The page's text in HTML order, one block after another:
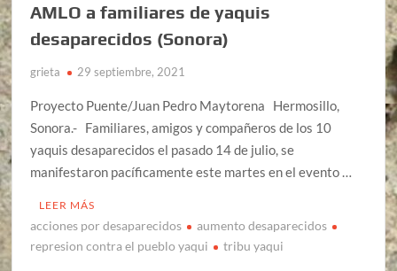
AMLO a familiares de yaquis
desaparecidos (Sonora)
grieta 29 septiembre, 2021
Proyecto Puente/Juan Pedro Maytorena Hermosillo,
Sonora.- Familiares, amigos y compañeros de los 10
yaquis desaparecidos el pasado 14 de julio, se
manifestaron pacíficamente este martes en el evento …
LEER MÁS
acciones por desaparecidos
aumento desaparecidos
represion contra el pueblo yaqui
tribu yaqui